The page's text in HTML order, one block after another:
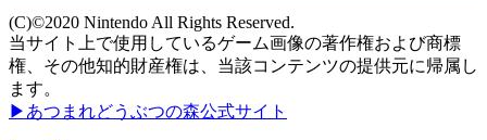
(C)©2020 Nintendo All Rights Reserved.
当サイト上で使用しているゲーム画像の著作権および商標
権、その他知的財産権は、当該コンテンツの提供元に帰属し
ます。
▶あつまれどうぶつの森公式サイト